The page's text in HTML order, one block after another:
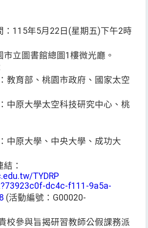
：115年5月22日(星期五)下午2時
市立圖書館總圖1樓微光廳。
教育部、桃園市政府、國家太空
中原大學太空科技研究中心、桃
中原大學、中央大學、成功大
：
TYDRP
dc4c-f111-9a5a-
(活動編號：G00020-
校參與旨揭研習教師公假課務派